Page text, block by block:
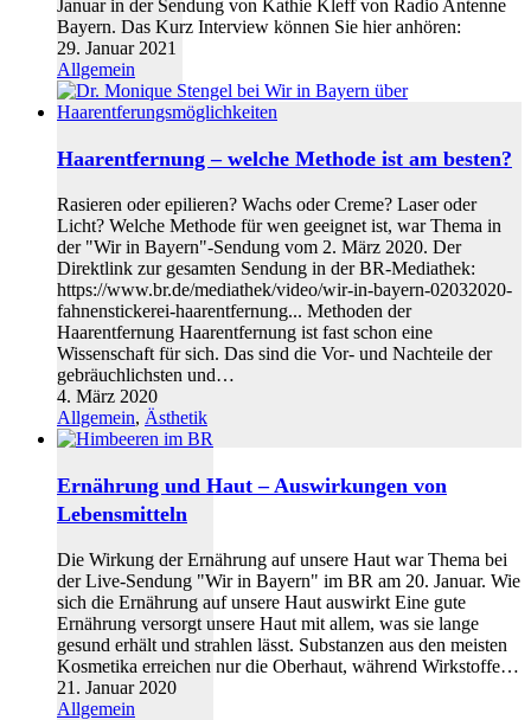
Januar in der Sendung von Kathie Kleff von Radio Antenne
Bayern. Das Kurz Interview können Sie hier anhören:
29. Januar 2021
Allgemein
Haarentfernung – welche Methode ist am besten?
Rasieren oder epilieren? Wachs oder Creme? Laser oder
Licht? Welche Methode für wen geeignet ist, war Thema in
der "Wir in Bayern"-Sendung vom 2. März 2020. Der
Direktlink zur gesamten Sendung in der BR-Mediathek:
https://www.br.de/mediathek/video/wir-in-bayern-02032020-
fahnenstickerei-haarentfernung... Methoden der
Haarentfernung Haarentfernung ist fast schon eine
Wissenschaft für sich. Das sind die Vor- und Nachteile der
gebräuchlichsten und…
4. März 2020
Allgemein, Ästhetik
Ernährung und Haut – Auswirkungen von
Lebensmitteln
Die Wirkung der Ernährung auf unsere Haut war Thema bei
der Live-Sendung "Wir in Bayern" im BR am 20. Januar. Wie
sich die Ernährung auf unsere Haut auswirkt Eine gute
Ernährung versorgt unsere Haut mit allem, was sie lange
gesund erhält und strahlen lässt. Substanzen aus den meisten
Kosmetika erreichen nur die Oberhaut, während Wirkstoffe…
21. Januar 2020
Allgemein